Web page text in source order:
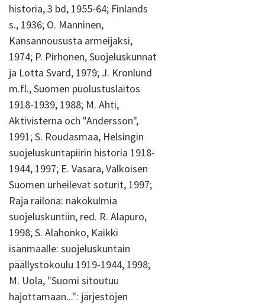
historia, 3 bd, 1955-64; Finlands
s., 1936; O. Manninen,
Kansannoususta armeijaksi,
1974; P. Pirhonen, Suojeluskunnat
ja Lotta Svärd, 1979; J. Kronlund
m.fl., Suomen puolustuslaitos
1918-1939, 1988; M. Ahti,
Aktivisterna och "Andersson",
1991; S. Roudasmaa, Helsingin
suojeluskuntapiirin historia 1918-
1944, 1997; E. Vasara, Valkoisen
Suomen urheilevat soturit, 1997;
Raja railona: näkökulmia
suojeluskuntiin, red. R. Alapuro,
1998; S. Alahonko, Kaikki
isänmaalle: suojeluskuntain
päällystökoulu 1919-1944, 1998;
M. Uola, "Suomi sitoutuu
hajottamaan...": järjestöjen